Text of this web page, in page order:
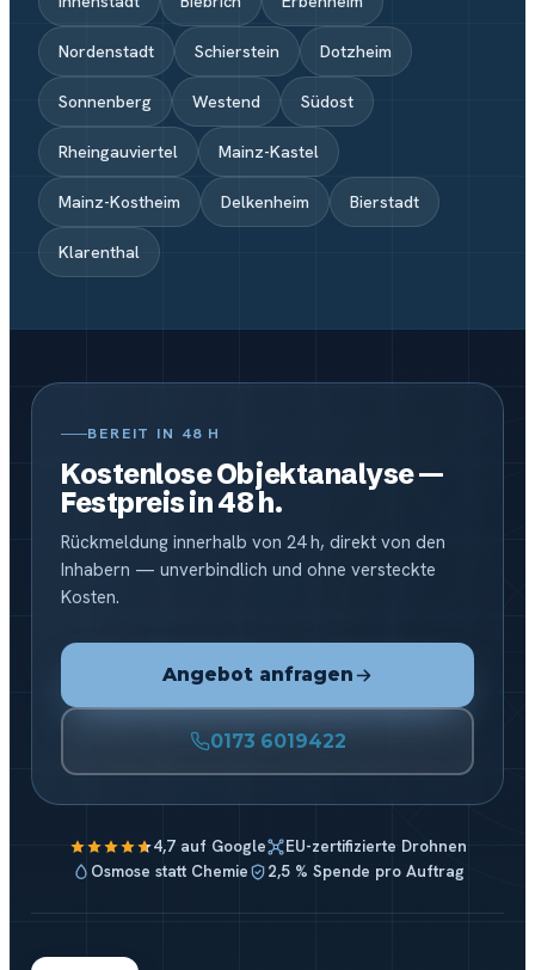
Nordenstadt Schierstein Dotzheim
Sonnenberg Westend Südost
Rheingauviertel Mainz-Kastel
Mainz-Kostheim Delkenheim Bierstadt
Klarenthal
BEREIT IN 48 H
Kostenlose Objektanalyse —
Festpreis in 48 h.
Rückmeldung innerhalb von 24 h, direkt von den
Inhabern — unverbindlich und ohne versteckte
Kosten.
Angebot anfragen
0173 6019422
4,7 auf Google
EU-zertifizierte Drohnen
Osmose statt Chemie
2,5 % Spende pro Auftrag